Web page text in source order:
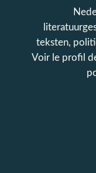
teksten,
Voir le profil